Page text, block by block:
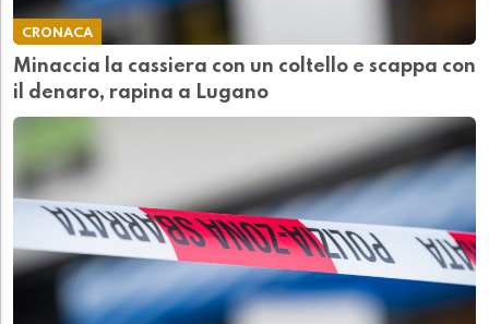
CRONACA
Minaccia la cassiera con un coltello e scappa con
il denaro, rapina a Lugano